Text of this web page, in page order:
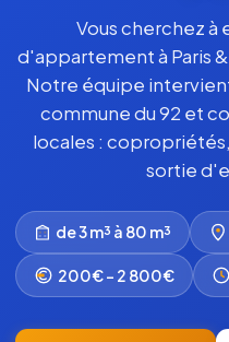
Vous cherchez à
d'appartement à Paris
Notre équipe
commune du 92 et
locales :
sortie
de 3 m³ à 80 m³
200€ – 2 800€